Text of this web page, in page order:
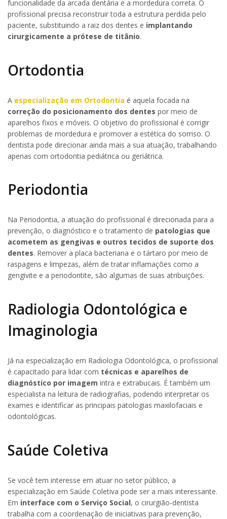
funcionalidade da arcada dentária e a mordedura correta. O
profissional precisa reconstruir toda a estrutura perdida pelo
paciente, substituindo a raiz dos dentes e implantando
cirurgicamente a prótese de titânio.
Ortodontia
A especialização em Ortodontia é aquela focada na
correção do posicionamento dos dentes por meio de
aparelhos fixos e móveis. O objetivo do profissional é corrigir
problemas de mordedura e promover a estética do sorriso. O
dentista pode direcionar ainda mais a sua atuação, trabalhando
apenas com ortodontia pediátrica ou geriátrica.
Periodontia
Na Periodontia, a atuação do profissional é direcionada para a
prevenção, o diagnóstico e o tratamento de patologias que
acometem as gengivas e outros tecidos de suporte dos
dentes. Remover a placa bacteriana e o tártaro por meio de
raspagens e limpezas, além de tratar inflamações como a
gengivite e a periodontite, são algumas de suas atribuições.
Radiologia Odontológica e
Imaginologia
Já na especialização em Radiologia Odontológica, o profissional
é capacitado para lidar com técnicas e aparelhos de
diagnóstico por imagem intra e extrabucais. É também um
especialista na leitura de radiografias, podendo interpretar os
exames e identificar as principais patologias maxilofaciais e
odontológicas.
Saúde Coletiva
Se você tem interesse em atuar no setor público, a
especialização em Saúde Coletiva pode ser a mais interessante.
Em interface com o Serviço Social, o cirurgião-dentista
trabalha com a coordenação de iniciativas para prevenção,